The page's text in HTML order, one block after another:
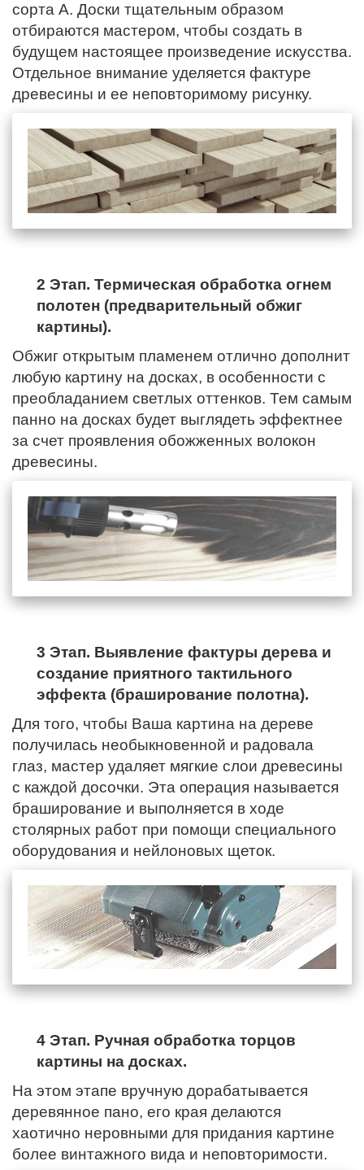
сорта А. Доски тщательным образом
отбираются мастером, чтобы создать в
будущем настоящее произведение искусства.
Отдельное внимание уделяется фактуре
древесины и ее неповторимому рисунку.
2 Этап. Термическая обработка огнем
полотен (предварительный обжиг
картины).
Обжиг открытым пламенем отлично дополнит
любую картину на досках, в особенности с
преобладанием светлых оттенков. Тем самым
панно на досках будет выглядеть эффектнее
за счет проявления обожженных волокон
древесины.
3 Этап. Выявление фактуры дерева и
создание приятного тактильного
эффекта (браширование полотна).
Для того, чтобы Ваша картина на дереве
получилась необыкновенной и радовала
глаз, мастер удаляет мягкие слои древесины
с каждой досочки. Эта операция называется
браширование и выполняется в ходе
столярных работ при помощи специального
оборудования и нейлоновых щеток.
4 Этап. Ручная обработка торцов
картины на досках.
На этом этапе вручную дорабатывается
деревянное пано, его края делаются
хаотично неровными для придания картине
более винтажного вида и неповторимости.